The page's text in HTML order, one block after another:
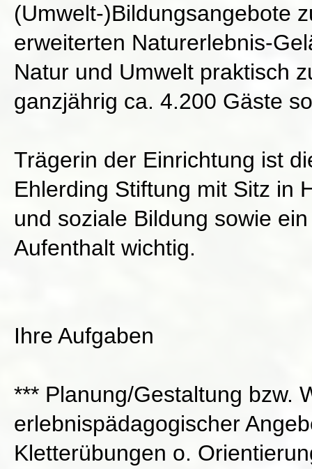
(Umwelt-)Bildungsangebote
erweiterten Naturerlebnis-
Natur und Umwelt praktisch
ganzjährig ca. 4.200 Gäste
Trägerin der Einrichtung ist
Ehlerding Stiftung mit Sitz in
und soziale Bildung sowie
Aufenthalt wichtig.
Ihre Aufgaben
*** Planung/Gestaltung bzw.
erlebnispädagogischer
Kletterübungen o.